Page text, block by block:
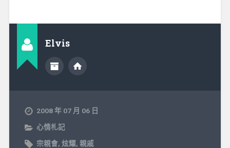
Elvis
2008 年 07 月 06 日
心情札記
宗親會, 炫耀, 親戚